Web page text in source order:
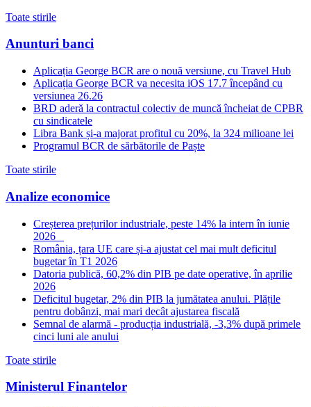
Toate stirile
Anunturi banci
Aplicația George BCR are o nouă versiune, cu Travel Hub
Aplicația George BCR va necesita iOS 17.7 începând cu
versiunea 26.26
BRD aderă la contractul colectiv de muncă încheiat de CPBR
cu sindicatele
Libra Bank și-a majorat profitul cu 20%, la 324 milioane lei
Programul BCR de sărbătorile de Paște
Toate stirile
Analize economice
Creșterea prețurilor industriale, peste 14% la intern în iunie
2026
România, țara UE care și-a ajustat cel mai mult deficitul
bugetar în T1 2026
Datoria publică, 60,2% din PIB pe date operative, în aprilie
2026
Deficitul bugetar, 2% din PIB la jumătatea anului. Plățile
pentru dobânzi, mai mari decât ajustarea fiscală
Semnal de alarmă - producția industrială, -3,3% după primele
cinci luni ale anului
Toate stirile
Ministerul Finantelor